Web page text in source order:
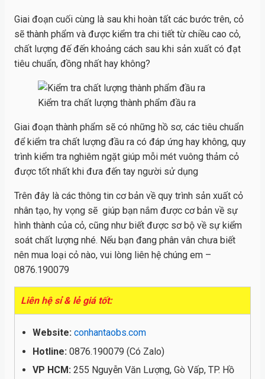
Giai đoạn cuối cùng là sau khi hoàn tất các bước trên, cỏ
sẽ thành phẩm và được kiểm tra chi tiết từ chiều cao cỏ,
chất lượng đế đến khoảng cách sau khi sản xuất có đạt
tiêu chuẩn, đồng nhất hay không?
Kiểm tra chất lượng thành phẩm đầu ra
Giai đoạn thành phẩm sẽ có những hồ sơ, các tiêu chuẩn
để kiểm tra chất lượng đầu ra có đáp ứng hay không, quy
trình kiểm tra nghiêm ngặt giúp mỗi mét vuông thảm cỏ
được tốt nhất khi đưa đến tay người sử dụng
Trên đây là các thông tin cơ bản về quy trình sản xuất cỏ
nhân tạo, hy vọng sẽ giúp bạn nắm được cơ bản về sự
hình thành của cỏ, cũng như biết được sơ bộ về sự kiểm
soát chất lượng nhé. Nếu bạn đang phân vân chưa biết
nên mua loại cỏ nào, vui lòng liên hệ chúng em –
0876.190079
Liên hệ sỉ & lẻ giá tốt:
Website: conhantaobs.com
Hotline: 0876.190079 (Có Zalo)
VP HCM: 255 Nguyễn Văn Lượng, Gò Vấp, TP. Hồ